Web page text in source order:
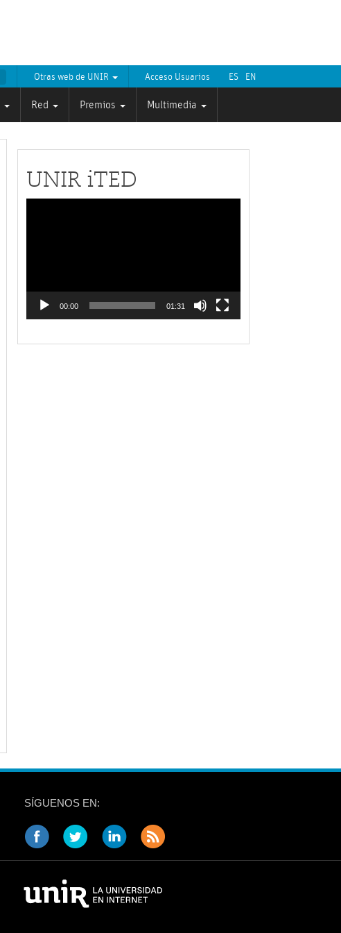
ES EN
Acceso Usuarios
Otras web de UNIR
Red Premios Multimedia
UNIR iTED
00:00 01:31
SÍGUENOS EN: